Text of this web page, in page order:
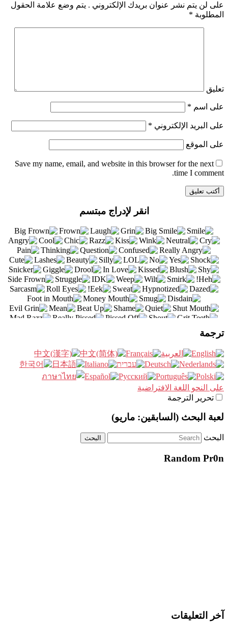
على لن يتم نشر عنوان بريدك الإلكتروني . يتم وضع علامة الحقول
المطلوبة *
تعليق
على اسم *
على البريد الإلكتروني *
على الموقع
Save my name, email, and website in this browser for the next
time I comment.
انقر لإدراج مبتسم
ترجمة
على النحو اللغة الافتراضية
تحرير الترجمة
لعبة البحث (السابقين: ماريو)
البحث
Random Pr0n
آخر التعليقات